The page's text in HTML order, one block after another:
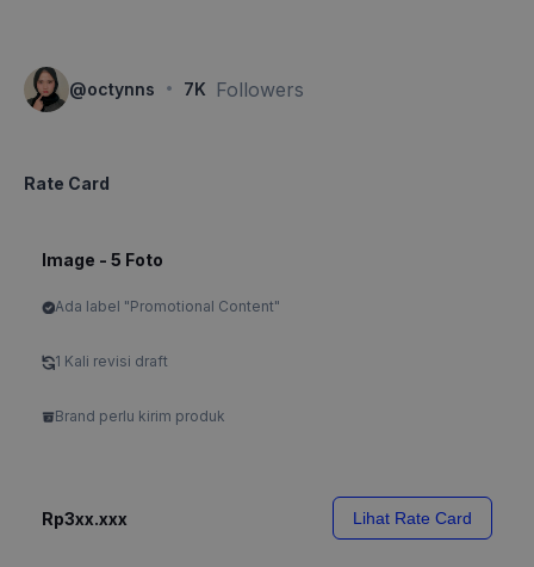
@octynns · 7K Followers
Rate Card
Image - 5 Foto
Ada label "Promotional Content"
1 Kali revisi draft
Brand perlu kirim produk
Rp3xx.xxx Lihat Rate Card